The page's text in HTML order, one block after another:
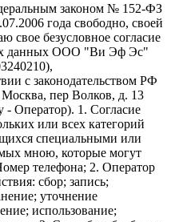
законом № 152-ФЗ
года свободно, своей
свое безусловное согласие
данных ООО "Ви Эф Эс"
с законодательством РФ
Москва, пер Волков, д. 13
- Оператор). 1. Согласие
или всех категорий
специальными или
мною, которые могут
телефона; 2. Оператор
сбор; запись;
уточнение
использование;